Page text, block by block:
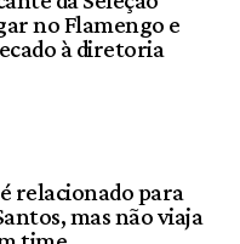
no Flamengo e
à diretoria
relacionado para
mas não viaja